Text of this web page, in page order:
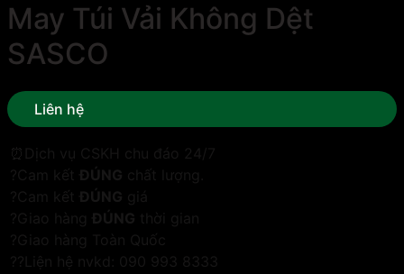
May Túi Vải Không Dệt
SASCO
Liên hệ